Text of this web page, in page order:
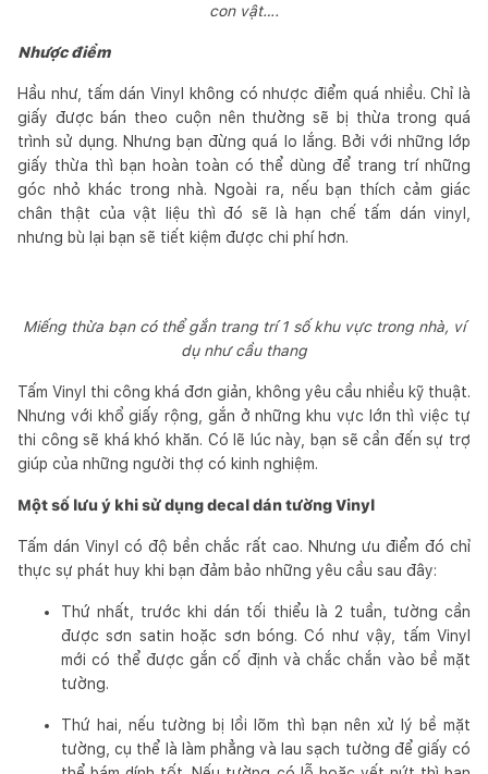
con vật….
Nhược điểm
Hầu như, tấm dán Vinyl không có nhược điểm quá nhiều. Chỉ là
giấy được bán theo cuộn nên thường sẽ bị thừa trong quá
trình sử dụng. Nhưng bạn đừng quá lo lắng. Bởi với những lớp
giấy thừa thì bạn hoàn toàn có thể dùng để trang trí những
góc nhỏ khác trong nhà. Ngoài ra, nếu bạn thích cảm giác
chân thật của vật liệu thì đó sẽ là hạn chế tấm dán vinyl,
nhưng bù lại bạn sẽ tiết kiệm được chi phí hơn.
Miếng thừa bạn có thể gắn trang trí 1 số khu vực trong nhà, ví
dụ như cầu thang
Tấm Vinyl thi công khá đơn giản, không yêu cầu nhiều kỹ thuật.
Nhưng với khổ giấy rộng, gắn ở những khu vực lớn thì việc tự
thi công sẽ khá khó khăn. Có lẽ lúc này, bạn sẽ cần đến sự trợ
giúp của những người thợ có kinh nghiệm.
Một số lưu ý khi sử dụng decal dán tường Vinyl
Tấm dán Vinyl có độ bền chắc rất cao. Nhưng ưu điểm đó chỉ
thực sự phát huy khi bạn đảm bảo những yêu cầu sau đây:
Thứ nhất, trước khi dán tối thiểu là 2 tuần, tường cần
được sơn satin hoặc sơn bóng. Có như vậy, tấm Vinyl
mới có thể được gắn cố định và chắc chắn vào bề mặt
tường.
Thứ hai, nếu tường bị lồi lõm thì bạn nên xử lý bề mặt
tường, cụ thể là làm phẳng và lau sạch tường để giấy có